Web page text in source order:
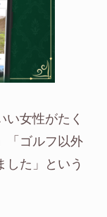
女性がたく
「ゴルフ以外
した」という